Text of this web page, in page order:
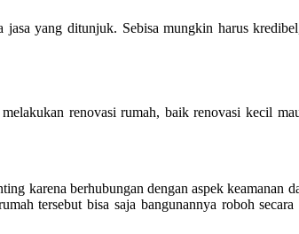
yang ditunjuk. Sebisa mungkin harus
renovasi rumah, baik renovasi kecil
karena berhubungan dengan aspek
tersebut bisa saja bangunannya roboh